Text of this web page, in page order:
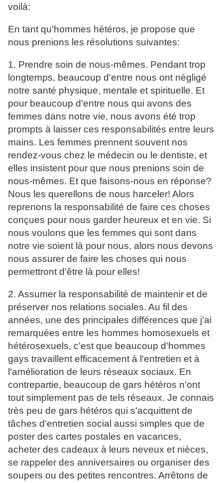
voilà:
En tant qu'hommes hétéros, je propose que
nous prenions les résolutions suivantes:
1. Prendre soin de nous-mêmes. Pendant trop
longtemps, beaucoup d'entre nous ont négligé
notre santé physique, mentale et spirituelle. Et
pour beaucoup d'entre nous qui avons des
femmes dans notre vie, nous avons été trop
prompts à laisser ces responsabilités entre leurs
mains. Les femmes prennent souvent nos
rendez-vous chez le médecin ou le dentiste, et
elles insistent pour que nous prenions soin de
nous-mêmes. Et que faisons-nous en réponse?
Nous les querellons de nous harceler! Alors
reprenons la responsabilité de faire ces choses
conçues pour nous garder heureux et en vie. Si
nous voulons que les femmes qui sont dans
notre vie soient là pour nous, alors nous devons
nous assurer de faire les choses qui nous
permettront d'être là pour elles!
2. Assumer la responsabilité de maintenir et de
préserver nos relations sociales. Au fil des
années, une des principales différences que j'ai
remarquées entre les hommes homosexuels et
hétérosexuels, c'est que beaucoup d'hommes
gays travaillent efficacement à l'entretien et à
l'amélioration de leurs réseaux sociaux. En
contrepartie, beaucoup de gars hétéros n'ont
tout simplement pas de tels réseaux. Je connais
très peu de gars hétéros qui s'acquittent de
tâches d'entretien social aussi simples que de
poster des cartes postales en vacances,
acheter des cadeaux à leurs neveux et nièces,
se rappeler des anniversaires ou organiser des
soupers ou des petites rencontres. Arrêtons de